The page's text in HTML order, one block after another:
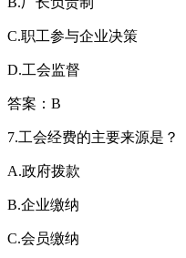
C.职工参与企业决策
D.工会监督
答案：B
7.工会经费的主要来源是？
A.政府拨款
B.企业缴纳
C.会员缴纳